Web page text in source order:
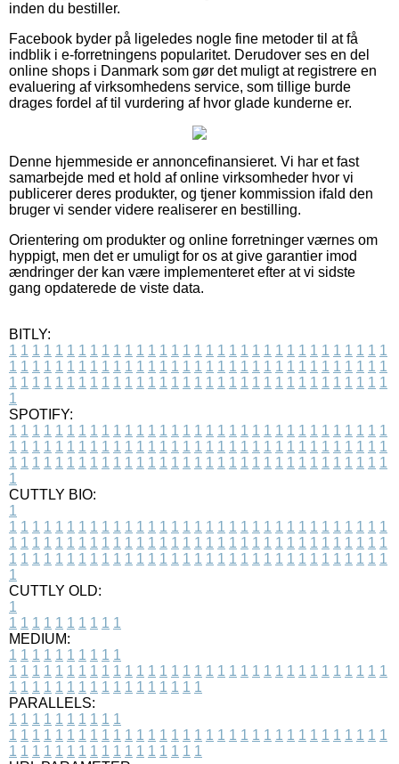
inden du bestiller.
Facebook byder på ligeledes nogle fine metoder til at få
indblik i e-forretningens popularitet. Derudover ses en del
online shops i Danmark som gør det muligt at registrere en
evaluering af virksomhedens service, som tillige burde
drages fordel af til vurdering af hvor glade kunderne er.
Denne hjemmeside er annoncefinansieret. Vi har et fast
samarbejde med et hold af online virksomheder hvor vi
publicerer deres produkter, og tjener kommission ifald den
bruger vi sender videre realiserer en bestilling.
Orientering om produkter og online forretninger værnes om
hyppigt, men det er umuligt for os at give garantier imod
ændringer der kan være implementeret efter at vi sidste
gang opdaterede de viste data.
BITLY:
1 1 1 1 1 1 1 1 1 1 1 1 1 1 1 1 1 1 1 1 1 1 1 1 1 1 1 1 1 1 1 1 1
1 1 1 1 1 1 1 1 1 1 1 1 1 1 1 1 1 1 1 1 1 1 1 1 1 1 1 1 1 1 1 1 1
1 1 1 1 1 1 1 1 1 1 1 1 1 1 1 1 1 1 1 1 1 1 1 1 1 1 1 1 1 1 1 1 1
1
SPOTIFY:
1 1 1 1 1 1 1 1 1 1 1 1 1 1 1 1 1 1 1 1 1 1 1 1 1 1 1 1 1 1 1 1 1
1 1 1 1 1 1 1 1 1 1 1 1 1 1 1 1 1 1 1 1 1 1 1 1 1 1 1 1 1 1 1 1 1
1 1 1 1 1 1 1 1 1 1 1 1 1 1 1 1 1 1 1 1 1 1 1 1 1 1 1 1 1 1 1 1 1
1
CUTTLY BIO:
1
1 1 1 1 1 1 1 1 1 1 1 1 1 1 1 1 1 1 1 1 1 1 1 1 1 1 1 1 1 1 1 1 1
1 1 1 1 1 1 1 1 1 1 1 1 1 1 1 1 1 1 1 1 1 1 1 1 1 1 1 1 1 1 1 1 1
1 1 1 1 1 1 1 1 1 1 1 1 1 1 1 1 1 1 1 1 1 1 1 1 1 1 1 1 1 1 1 1 1
1
CUTTLY OLD:
1
1 1 1 1 1 1 1 1 1 1
MEDIUM:
1 1 1 1 1 1 1 1 1 1
1 1 1 1 1 1 1 1 1 1 1 1 1 1 1 1 1 1 1 1 1 1 1 1 1 1 1 1 1 1 1 1 1
1 1 1 1 1 1 1 1 1 1 1 1 1 1 1 1 1
PARALLELS:
1 1 1 1 1 1 1 1 1 1
1 1 1 1 1 1 1 1 1 1 1 1 1 1 1 1 1 1 1 1 1 1 1 1 1 1 1 1 1 1 1 1 1
1 1 1 1 1 1 1 1 1 1 1 1 1 1 1 1 1